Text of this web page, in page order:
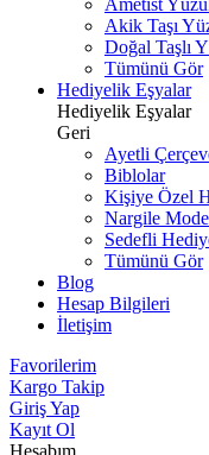
Ametist
Akik Taşı
Doğal Taşlı
Tümünü Gör
Hediyelik Eşyalar
Hediyelik Eşyalar
Geri
Ayetli
Biblolar
Kişiye Özel
Nargile
Sedefli
Tümünü Gör
Blog
Hesap Bilgileri
İletişim
Favorilerim
Kargo Takip
Giriş Yap
Kayıt Ol
Hesabım